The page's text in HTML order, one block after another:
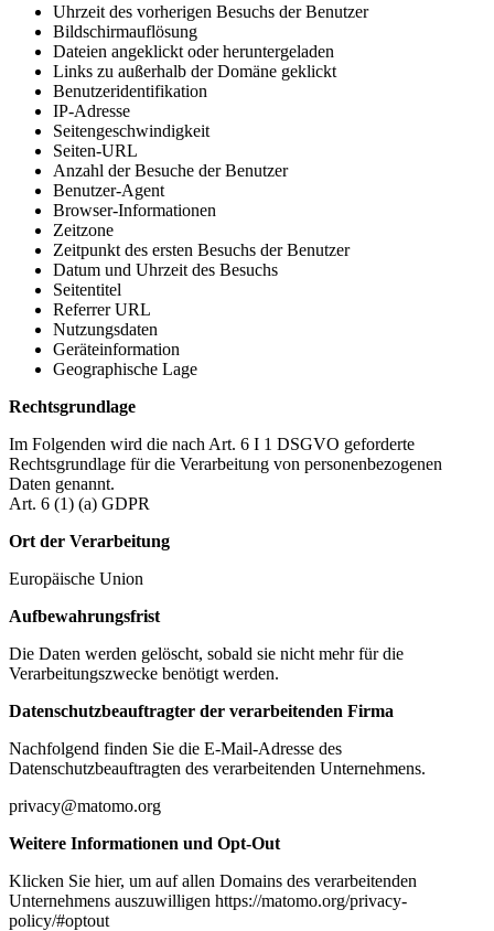
Uhrzeit des vorherigen Besuchs der Benutzer
Bildschirmauflösung
Dateien angeklickt oder heruntergeladen
Links zu außerhalb der Domäne geklickt
Benutzeridentifikation
IP-Adresse
Seitengeschwindigkeit
Seiten-URL
Anzahl der Besuche der Benutzer
Benutzer-Agent
Browser-Informationen
Zeitzone
Zeitpunkt des ersten Besuchs der Benutzer
Datum und Uhrzeit des Besuchs
Seitentitel
Referrer URL
Nutzungsdaten
Geräteinformation
Geographische Lage
Rechtsgrundlage
Im Folgenden wird die nach Art. 6 I 1 DSGVO geforderte
Rechtsgrundlage für die Verarbeitung von personenbezogenen
Daten genannt.
Art. 6 (1) (a) GDPR
Ort der Verarbeitung
Europäische Union
Aufbewahrungsfrist
Die Daten werden gelöscht, sobald sie nicht mehr für die
Verarbeitungszwecke benötigt werden.
Datenschutzbeauftragter der verarbeitenden Firma
Nachfolgend finden Sie die E-Mail-Adresse des
Datenschutzbeauftragten des verarbeitenden Unternehmens.
privacy@matomo.org
Weitere Informationen und Opt-Out
Klicken Sie hier, um auf allen Domains des verarbeitenden
Unternehmens auszuwilligen https://matomo.org/privacy-
policy/#optout